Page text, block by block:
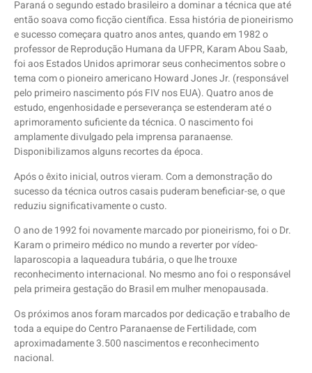
Paraná o segundo estado brasileiro a dominar a técnica que até
então soava como ficção científica. Essa história de pioneirismo
e sucesso começara quatro anos antes, quando em 1982 o
professor de Reprodução Humana da UFPR, Karam Abou Saab,
foi aos Estados Unidos aprimorar seus conhecimentos sobre o
tema com o pioneiro americano Howard Jones Jr. (responsável
pelo primeiro nascimento pós FIV nos EUA). Quatro anos de
estudo, engenhosidade e perseverança se estenderam até o
aprimoramento suficiente da técnica. O nascimento foi
amplamente divulgado pela imprensa paranaense.
Disponibilizamos alguns recortes da época.
Após o êxito inicial, outros vieram. Com a demonstração do
sucesso da técnica outros casais puderam beneficiar-se, o que
reduziu significativamente o custo.
O ano de 1992 foi novamente marcado por pioneirismo, foi o Dr.
Karam o primeiro médico no mundo a reverter por vídeo-
laparoscopia a laqueadura tubária, o que lhe trouxe
reconhecimento internacional. No mesmo ano foi o responsável
pela primeira gestação do Brasil em mulher menopausada.
Os próximos anos foram marcados por dedicação e trabalho de
toda a equipe do Centro Paranaense de Fertilidade, com
aproximadamente 3.500 nascimentos e reconhecimento
nacional.